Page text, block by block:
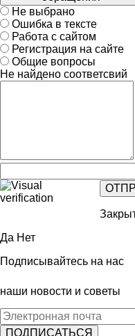
Не выбрано
Ошибка в тексте
Работа с сайтом
Регистрация на сайте
Общие вопросы
Не найдено соответсвий
Да Нет
Подписывайтесь на нас
наши новости и советы